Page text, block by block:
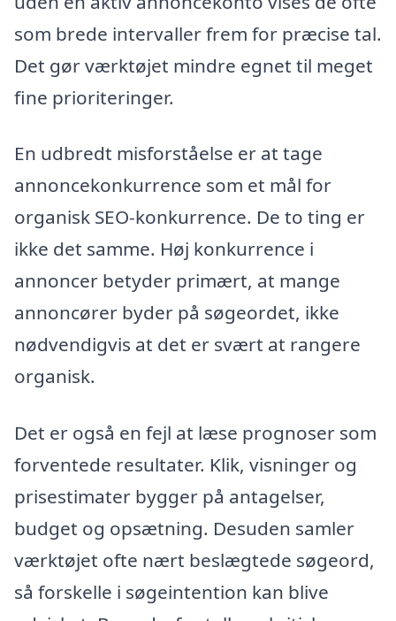
som brede intervaller frem for præcise tal.
Det gør værktøjet mindre egnet til meget
fine prioriteringer.
En udbredt misforståelse er at tage
annoncekonkurrence som et mål for
organisk SEO-konkurrence. De to ting er
ikke det samme. Høj konkurrence i
annoncer betyder primært, at mange
annoncører byder på søgeordet, ikke
nødvendigvis at det er svært at rangere
organisk.
Det er også en fejl at læse prognoser som
forventede resultater. Klik, visninger og
prisestimater bygger på antagelser,
budget og opsætning. Desuden samler
værktøjet ofte nært beslægtede søgeord,
så forskelle i søgeintention kan blive